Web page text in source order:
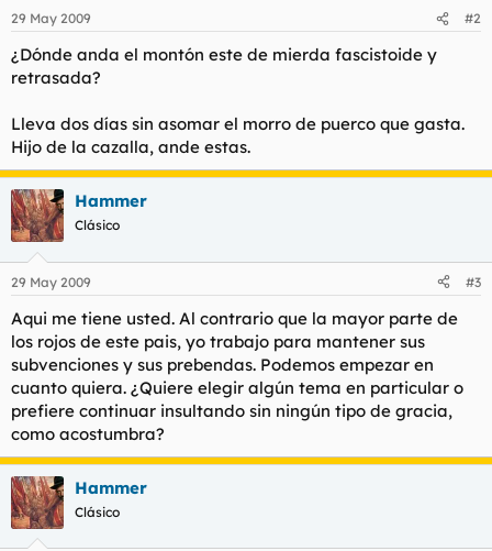
29 May 2009 #2
¿Dónde anda el montón este de mierda fascistoide y
retrasada?
Lleva dos días sin asomar el morro de puerco que gasta.
Hijo de la cazalla, ande estas.
Hammer
Clásico
29 May 2009 #3
Aqui me tiene usted. Al contrario que la mayor parte de
los rojos de este pais, yo trabajo para mantener sus
subvenciones y sus prebendas. Podemos empezar en
cuanto quiera. ¿Quiere elegir algún tema en particular o
prefiere continuar insultando sin ningún tipo de gracia,
como acostumbra?
Hammer
Clásico